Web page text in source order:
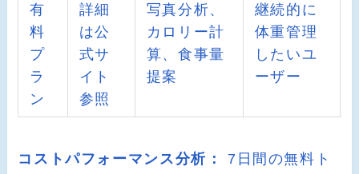
有
料
プ
ラ
ン
詳細
は公
式サ
イト
参照
写真分析、
カロリー計
算、食事量
提案
継続的に
体重管理
したいユ
ーザー
コストパフォーマンス分析：
7日間の無料ト